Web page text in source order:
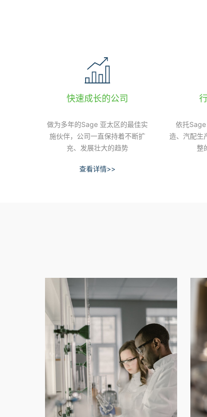
快速成长的公司
做为多年的Sage 亚太区的最佳实
施伙伴，公司一直保持着不断扩
充、发展壮大的趋势
查看详情>>
依托
造、汽配生
整